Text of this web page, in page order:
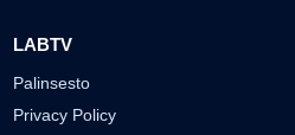
LABTV
Palinsesto
Privacy Policy